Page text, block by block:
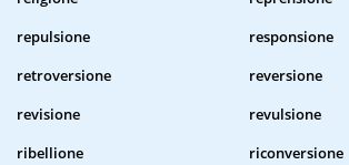
repulsione
responsione
retroversione
reversione
revisione
revulsione
ribellione
riconversione